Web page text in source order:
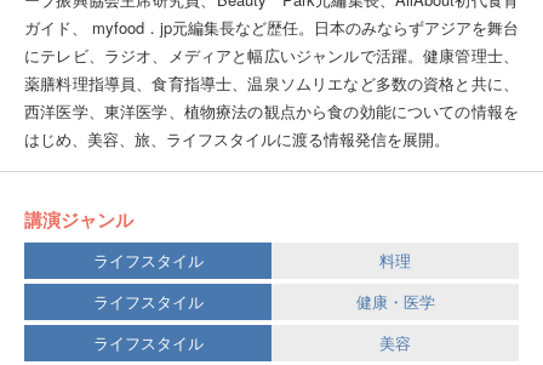
ガイド、 myfood．jp元編集長など歴任。日本のみならずアジアを舞台
にテレビ、ラジオ、メディアと幅広いジャンルで活躍。健康管理士、
薬膳料理指導員、食育指導士、温泉ソムリエなど多数の資格と共に、
西洋医学、東洋医学、植物療法の観点から食の効能についての情報を
はじめ、美容、旅、ライフスタイルに渡る情報発信を展開。
講演ジャンル
ライフスタイル
料理
ライフスタイル
健康・医学
ライフスタイル
美容